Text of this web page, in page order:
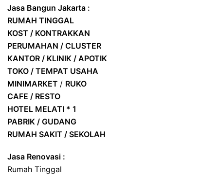
Jasa Bangun Jakarta :
RUMAH TINGGAL
KOST / KONTRAKKAN
PERUMAHAN / CLUSTER
KANTOR / KLINIK / APOTIK
TOKO / TEMPAT USAHA
MINIMARKET / RUKO
CAFE / RESTO
HOTEL MELATI * 1
PABRIK / GUDANG
RUMAH SAKIT / SEKOLAH
Jasa Renovasi :
Rumah Tinggal